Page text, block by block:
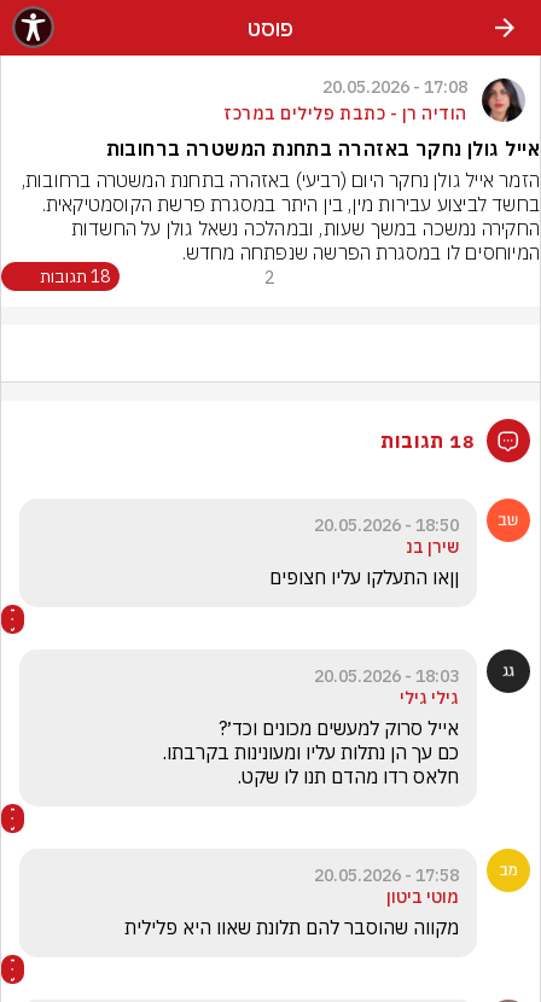
פוסט
17:08 - 20.05.2026
הודיה רן - כתבת פלילים במרכז
אייל גולן נחקר באזהרה בתחנת המשטרה ברחובות
המיוחסים לו במסגרת הפרשה שנפתחה מחדש.
2 18 תגובות
18 תגובות
18:50 - 20.05.2026
שירן בנ
ןןאו התעלקו עליו חצופים
18:03 - 20.05.2026
גילי גילי
חלאס רדו מהדם תנו לו שקט.
17:58 - 20.05.2026
מוטי ביטון
מקווה שהוסבר להם תלונת שאוו היא פלילית